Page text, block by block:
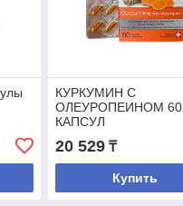
КУРКУМИН С
ОЛЕУРОПЕИНОМ 60
КАПСУЛ
20 529₸
Купить